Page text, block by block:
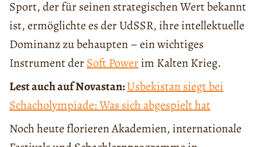
Sport, der für seinen strategischen Wert bekannt
ist, ermöglichte es der UdSSR, ihre intellektuelle
Dominanz zu behaupten – ein wichtiges
Instrument derSoft Powerim Kalten Krieg.
Lest auch auf Novastan:Usbekistan siegt bei
Schacholympiade: Was sich abgespielt hat
Noch heute florieren Akademien, internationale